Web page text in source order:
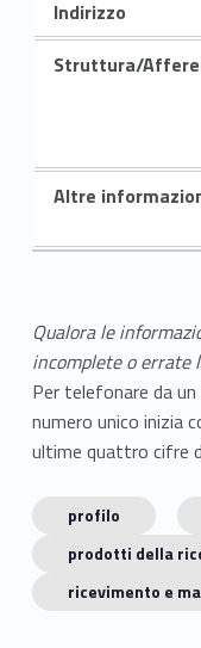
Indirizzo
Struttura/
Altre
Qualora le
incomplete o errate
Per telefonare da
numero unico inizia
ultime quattro cifre
profilo
prodotti della
ricevimento e